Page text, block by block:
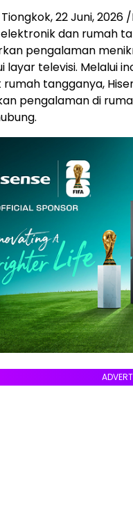
Tiongkok,22 Juni, 2026 /
dan rumah
pengalaman
layar televisi. Melalui
tangganya,
pengalaman di